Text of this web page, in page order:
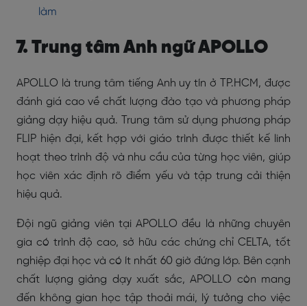
làm
7. Trung tâm Anh ngữ APOLLO
APOLLO là trung tâm tiếng Anh uy tín ở TP.HCM, được
đánh giá cao về chất lượng đào tạo và phương pháp
giảng dạy hiệu quả. Trung tâm sử dụng phương pháp
FLIP hiện đại, kết hợp với giáo trình được thiết kế linh
hoạt theo trình độ và nhu cầu của từng học viên, giúp
học viên xác định rõ điểm yếu và tập trung cải thiện
hiệu quả.
Đội ngũ giảng viên tại APOLLO đều là những chuyên
gia có trình độ cao, sở hữu các chứng chỉ CELTA, tốt
nghiệp đại học và có ít nhất 60 giờ đứng lớp. Bên cạnh
chất lượng giảng dạy xuất sắc, APOLLO còn mang
đến không gian học tập thoải mái, lý tưởng cho việc